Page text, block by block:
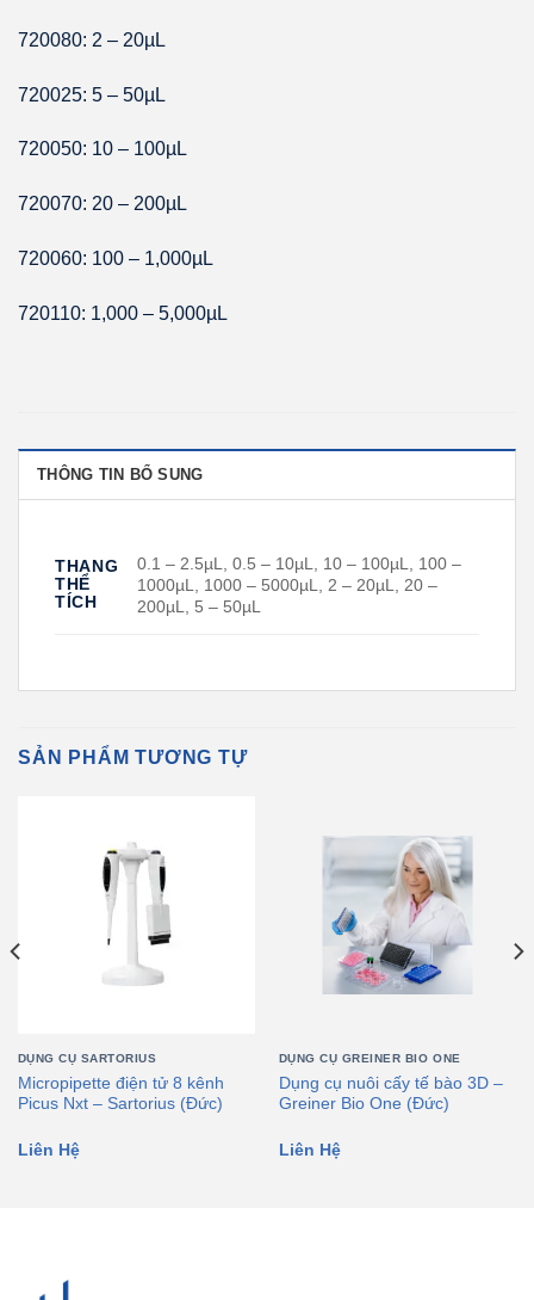
720080: 2 – 20µL
720025: 5 – 50µL
720050: 10 – 100µL
720070: 20 – 200µL
720060: 100 – 1,000µL
720110: 1,000 – 5,000µL
THÔNG TIN BỔ SUNG
THANG
THỂ
TÍCH
0.1 – 2.5µL, 0.5 – 10µL, 10 – 100µL, 100 –
1000µL, 1000 – 5000µL, 2 – 20µL, 20 –
200µL, 5 – 50µL
SẢN PHẨM TƯƠNG TỰ
DỤNG CỤ SARTORIUS
Micropipette điện tử 8 kênh
Picus Nxt – Sartorius (Đức)
Liên Hệ
DỤNG CỤ GREINER BIO ONE
Dụng cụ nuôi cấy tế bào 3D –
Greiner Bio One (Đức)
Liên Hệ